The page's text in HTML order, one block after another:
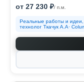
от 27 230 ₽/ п.м.
Реальные работы и идеи,
технолог Ткачук А.А·